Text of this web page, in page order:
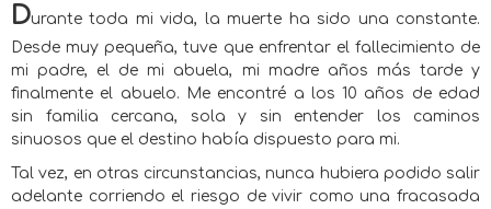
Durante toda mi vida, la muerte ha sido una constante.
Desde muy pequeña, tuve que enfrentar el fallecimiento de
mi padre, el de mi abuela, mi madre años más tarde y
finalmente el abuelo. Me encontré a los 10 años de edad
sin familia cercana, sola y sin entender los caminos
sinuosos que el destino había dispuesto para mi.
Tal vez, en otras circunstancias, nunca hubiera podido salir
adelante corriendo el riesgo de vivir como una fracasada